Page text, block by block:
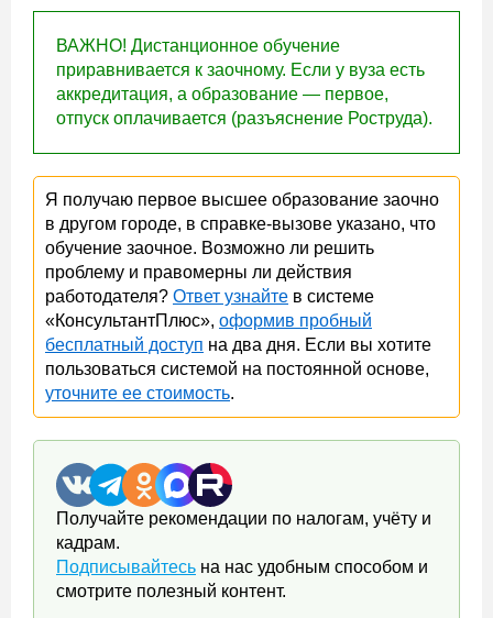
ВАЖНО! Дистанционное обучение
приравнивается к заочному. Если у вуза есть
аккредитация, а образование — первое,
отпуск оплачивается (разъяснение Роструда).
Я получаю первое высшее образование заочно
в другом городе, в справке-вызове указано, что
обучение заочное. Возможно ли решить
проблему и правомерны ли действия
работодателя? Ответ узнайте в системе
«КонсультантПлюс», оформив пробный
бесплатный доступ на два дня. Если вы хотите
пользоваться системой на постоянной основе,
уточните ее стоимость.
Получайте рекомендации по налогам, учёту и
кадрам.
Подписывайтесь на нас удобным способом и
смотрите полезный контент.